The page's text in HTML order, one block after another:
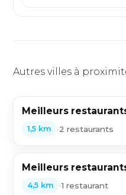
Autres villes à
Meilleurs
1,5 km •2 restaurants
Meilleurs
4,5 km •1 restaurant